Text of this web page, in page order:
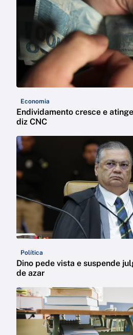
Economia
Endividamento cresce e
diz CNC
Política
Dino pede vista e suspende
de azar